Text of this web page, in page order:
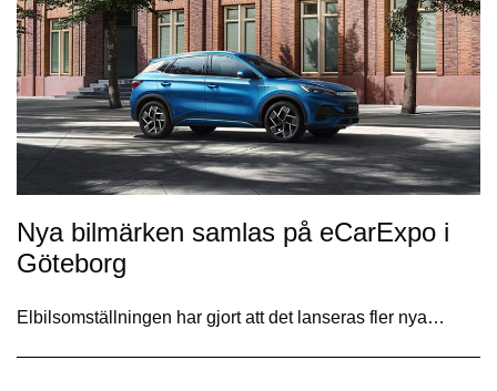
Nya bilmärken samlas på eCarExpo i
Göteborg
Elbilsomställningen har gjort att det lanseras fler nya…